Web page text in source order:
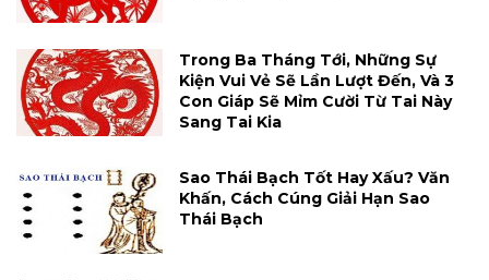
Trong Ba Tháng Tới, Những Sự
Kiện Vui Vẻ Sẽ Lần Lượt Đến, Và 3
Con Giáp Sẽ Mỉm Cười Từ Tai Này
Sang Tai Kia
Sao Thái Bạch Tốt Hay Xấu? Văn
Khấn, Cách Cúng Giải Hạn Sao
Thái Bạch